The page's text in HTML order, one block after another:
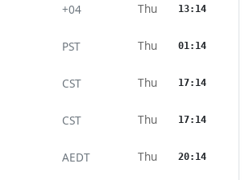
+04 Thu 13:14
PST Thu 01:14
CST Thu 17:14
CST Thu 17:14
AEDT Thu 20:14